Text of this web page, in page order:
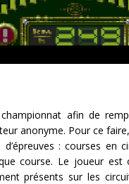
afin de
anonyme. Pour ce
: courses en
course. Le joueur est
présents sur les